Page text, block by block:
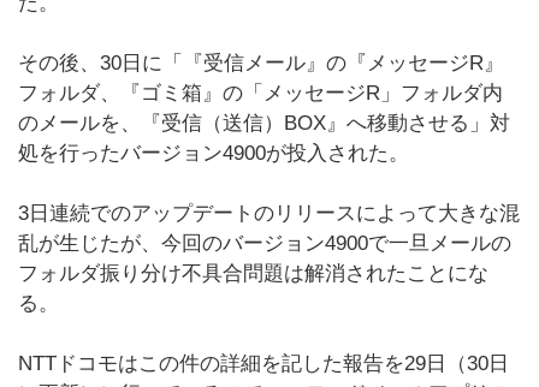
その後、30日に「『受信メール』の『メッセージR』
フォルダ、『ゴミ箱』の「メッセージR」フォルダ内
のメールを、『受信（送信）BOX』へ移動させる」対
処を行ったバージョン4900が投入された。
3日連続でのアップデートのリリースによって大きな混
乱が生じたが、今回のバージョン4900で一旦メールの
フォルダ振り分け不具合問題は解消されたことにな
る。
NTTドコモはこの件の詳細を記した報告を29日（30日